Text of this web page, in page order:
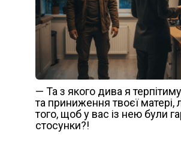
— Та з якого дива я
та приниження твоєї
того, щоб у вас із нею були
стосунки?!